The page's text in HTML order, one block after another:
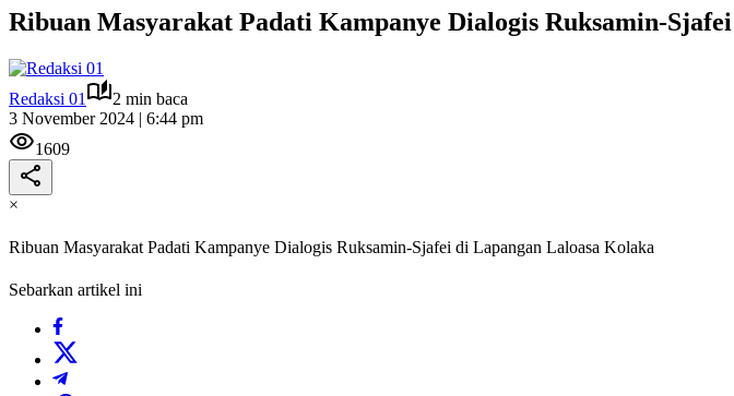
Ribuan Masyarakat Padati Kampanye Dialogis Ruksamin-
Redaksi 01
2 min baca
3 November 2024 | 6:44 pm
1609
×
Ribuan Masyarakat Padati Kampanye Dialogis Ruksamin-Sjafei di Lapangan Laloasa Kolaka
Sebarkan artikel ini